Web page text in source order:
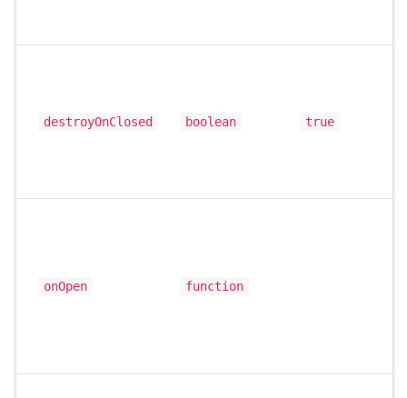
destroyOnClosed boolean true
onOpen function